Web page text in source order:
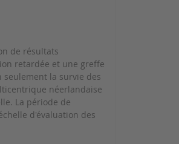
de résultats
retardée et une greffe
seulement la survie des
néerlandaise
La période de
d'évaluation des